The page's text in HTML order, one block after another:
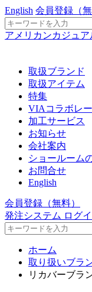
English 会員登録 （
アメリカンカジュ
取扱ブランド
取扱アイテム
特集
VIAコラボレ
加工サービス
お知らせ
会社案内
ショールーム
お問合せ
English
会員登録 （無料）
発注システム ログ
ホーム
取り扱いブラ
リカバーブラ